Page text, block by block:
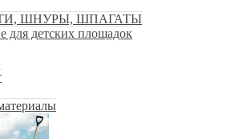
ШНУРЫ, ШПАГАТЫ
для детских площадок